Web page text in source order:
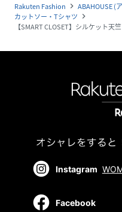
Rakuten Fashion navigate_next ABAHOUSE (
カットソー・Tシャツ navigate_next
【SMART CLOSET】シルケット天
Instagram
Facebook